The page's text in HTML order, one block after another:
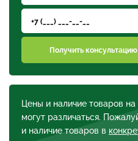
Цены и наличие товаров
могут различаться.
и наличие товаров в
Получить консультацию